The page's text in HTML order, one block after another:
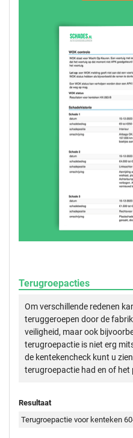
Terugroepacties
Om verschillende redenen
teruggeroepen door de
veiligheid, maar ook
terugroepactie is niet erg
de kentekencheck kunt u
terugroepactie had en of het
Resultaat
Terugroepactie voor kenteken